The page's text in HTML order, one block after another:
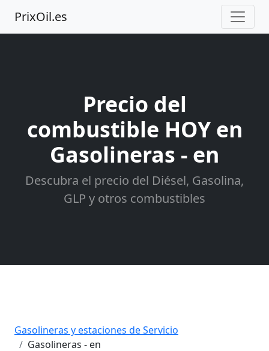
PrixOil.es
Precio del
combustible HOY en
Gasolineras - en
Descubra el precio del Diésel, Gasolina,
GLP y otros combustibles
Gasolineras y estaciones de Servicio
Gasolineras - en